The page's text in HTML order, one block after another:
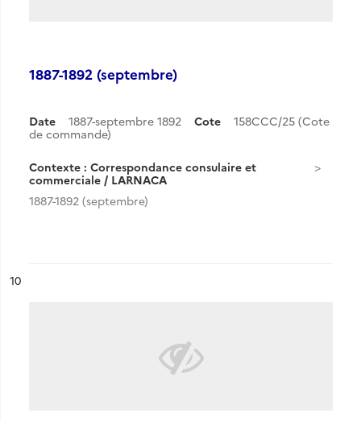
1887-1892 (septembre)
Date 1887-septembre 1892 Cote
158CCC/25 (Cote
de commande)
Contexte : Correspondance consulaire et
commerciale / LARNACA
1887-1892 (septembre)
n°
10